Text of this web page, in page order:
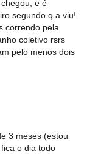
e é
segundo q a viu!
correndo pela
coletivo rsrs
pelo menos dois
3 meses (estou
o dia todo